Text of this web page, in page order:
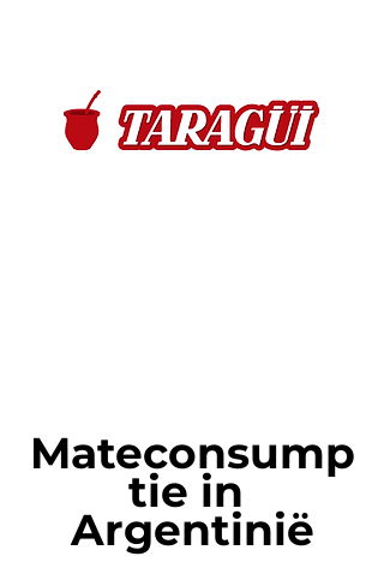
Mateconsump
tie in
Argentinië